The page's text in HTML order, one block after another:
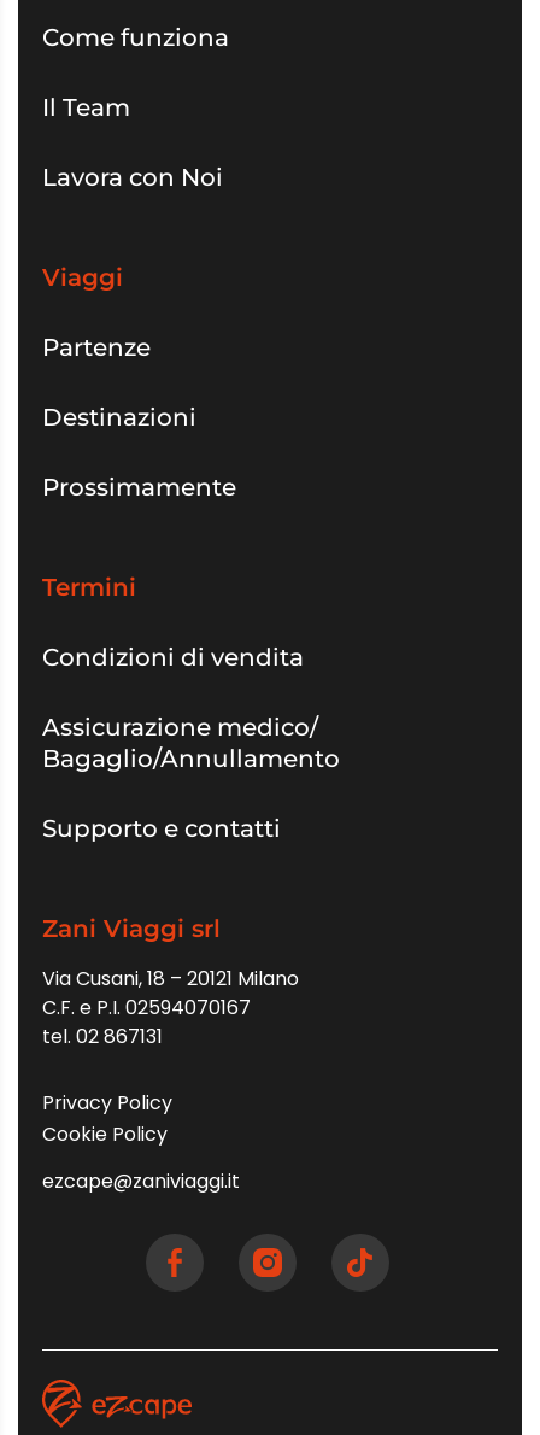
Come funziona
Il Team
Lavora con Noi
Viaggi
Partenze
Destinazioni
Prossimamente
Termini
Condizioni di vendita
Assicurazione medico/
Bagaglio/Annullamento
Supporto e contatti
Zani Viaggi srl
Via Cusani, 18 – 20121 Milano
C.F. e P.I. 02594070167
tel. 02 867131
Privacy Policy
Cookie Policy
ezcape@zaniviaggi.it